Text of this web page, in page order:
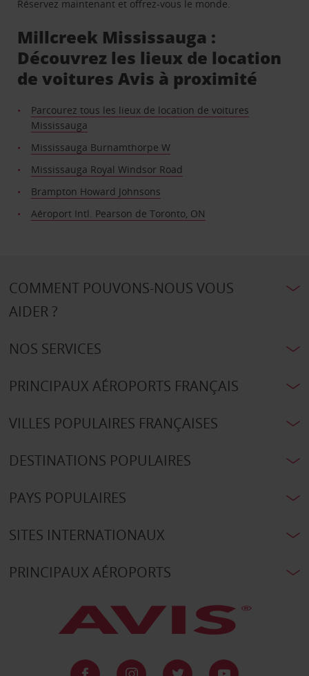
Réservez maintenant et offrez-vous le monde.
Millcreek Mississauga :
Découvrez les lieux de location
de voitures Avis à proximité
Parcourez tous les lieux de location de voitures
Mississauga
Mississauga Burnamthorpe W
Mississauga Royal Windsor Road
Brampton Howard Johnsons
Aéroport Intl. Pearson de Toronto, ON
COMMENT POUVONS-NOUS VOUS
AIDER ?
NOS SERVICES
PRINCIPAUX AÉROPORTS FRANÇAIS
VILLES POPULAIRES FRANÇAISES
DESTINATIONS POPULAIRES
PAYS POPULAIRES
SITES INTERNATIONAUX
PRINCIPAUX AÉROPORTS